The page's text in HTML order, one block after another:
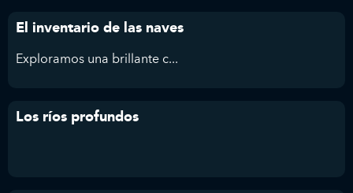
El inventario de las naves
Exploramosuna brillante c...
Los ríos profundos